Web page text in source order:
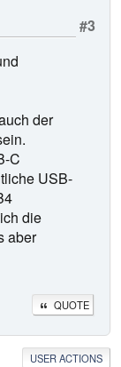
#3
der
C
USB-
die
aber
QUOTE
USER ACTIONS